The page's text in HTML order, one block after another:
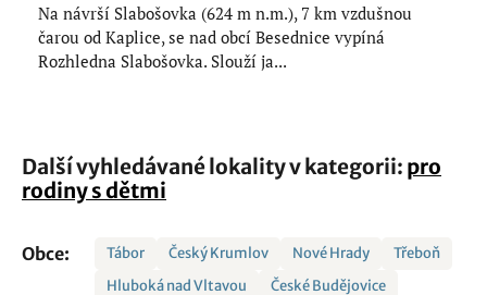
Na návrší Slabošovka (624 m n.m.), 7 km vzdušnou
čarou od Kaplice, se nad obcí Besednice vypíná
Rozhledna Slabošovka. Slouží ja...
Další vyhledávané lokality v kategorii: pro
rodiny s dětmi
Obce: Tábor Český Krumlov Nové Hrady
Třeboň
Hluboká nad Vltavou
České Budějovice